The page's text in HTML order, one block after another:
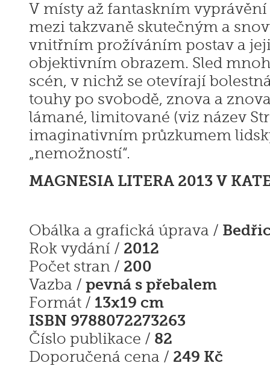
V místy až fantaskním vyprávění
mezi takzvaně skutečným a
vnitřním prožíváním postav a
objektivním obrazem. Sled
scén, v nichž se otevírají
touhy po svobodě, znova a
lámané, limitované (viz název
imaginativním průzkumem
„nemožností“.
MAGNESIA LITERA 2013 V
Obálka a grafická úprava /
Rok vydání / 2012
Počet stran / 200
Vazba / pevná s přebalem
Formát / 13x19 cm
ISBN 9788072273263
Číslo publikace / 82
Doporučená cena / 249 Kč